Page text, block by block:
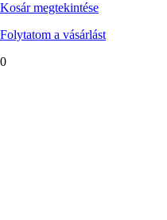
Kosár megtekintése
Folytatom a vásárlást
0